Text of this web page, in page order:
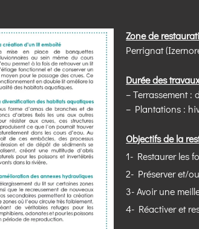
Zone de
Perrignat
Durée des
– Terrassement :
– Plantations :
Objectifs de la
1- Restaurer les
2- Préserver et/
3- Avoir une
4- Réactiver et